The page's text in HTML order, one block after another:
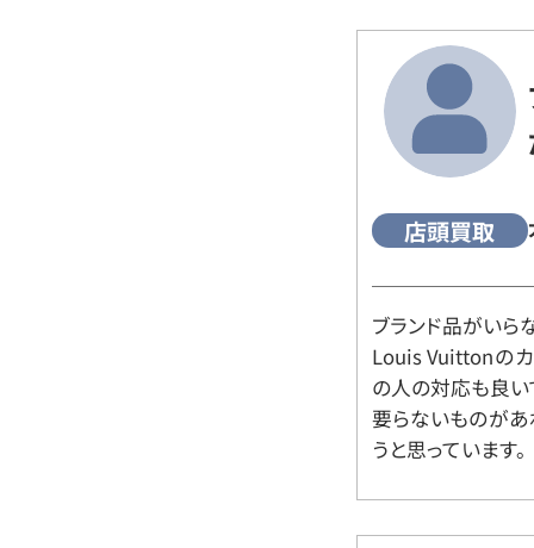
店頭買取
ブランド品がいら
Louis Vuittonの
の人の対応も良い
要らないものがあ
うと思っています。